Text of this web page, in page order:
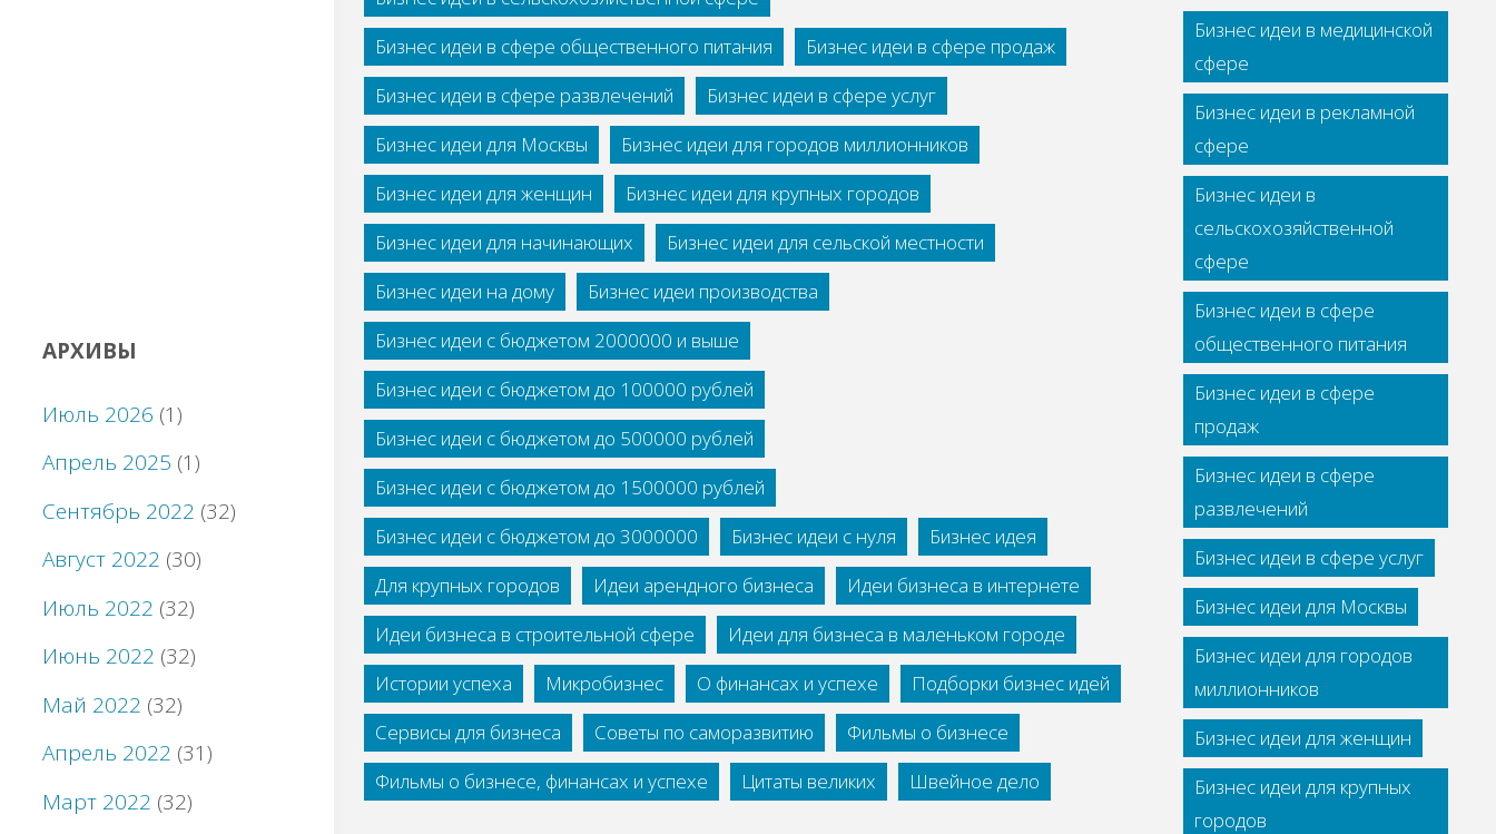
Бизнес идеи в сфере общественного питания
Бизнес идеи в сфере продаж
Бизнес идеи в сфере развлечений
Бизнес идеи в сфере услуг
Бизнес идеи для Москвы
Бизнес идеи для городов миллионников
Бизнес идеи для женщин
Бизнес идеи для крупных городов
Бизнес идеи для начинающих
Бизнес идеи для сельской местности
Бизнес идеи на дому
Бизнес идеи производства
Бизнес идеи с бюджетом 2000000 и выше
Бизнес идеи с бюджетом до 100000 рублей
Бизнес идеи с бюджетом до 500000 рублей
Бизнес идеи с бюджетом до 1500000 рублей
Бизнес идеи с бюджетом до 3000000
Бизнес идеи с нуля
Бизнес идея
Для крупных городов
Идеи арендного бизнеса
Идеи бизнеса в интернете
Идеи бизнеса в строительной сфере
Идеи для бизнеса в маленьком городе
Истории успеха
Микробизнес О финансах и успехе
Подборки бизнес идей
Сервисы для бизнеса
Советы по саморазвитию
Фильмы о бизнесе
Фильмы о бизнесе, финансах и успехе
Цитаты великих Швейное дело
АРХИВЫ
Июль 2026 (1)
Апрель 2025 (1)
Сентябрь 2022 (32)
Август 2022 (30)
Июль 2022 (32)
Июнь 2022 (32)
Май 2022 (32)
Апрель 2022 (31)
Март 2022 (32)
Бизнес идеи в медицинской
сфере
Бизнес идеи в рекламной
сфере
Бизнес идеи в
сельскохозяйственной
сфере
Бизнес идеи в сфере
общественного питания
Бизнес идеи в сфере
продаж
Бизнес идеи в сфере
развлечений
Бизнес идеи в сфере услуг
Бизнес идеи для Москвы
Бизнес идеи для городов
миллионников
Бизнес идеи для женщин
Бизнес идеи для крупных
городов